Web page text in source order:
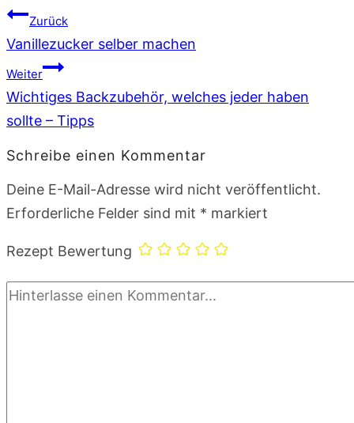
Beitragsnavigation
Zurück
Vanillezucker selber machen
Weiter
Wichtiges Backzubehör, welches jeder haben
sollte – Tipps
Schreibe einen Kommentar
Deine E-Mail-Adresse wird nicht veröffentlicht.
Erforderliche Felder sind mit * markiert
Rezept Bewertung